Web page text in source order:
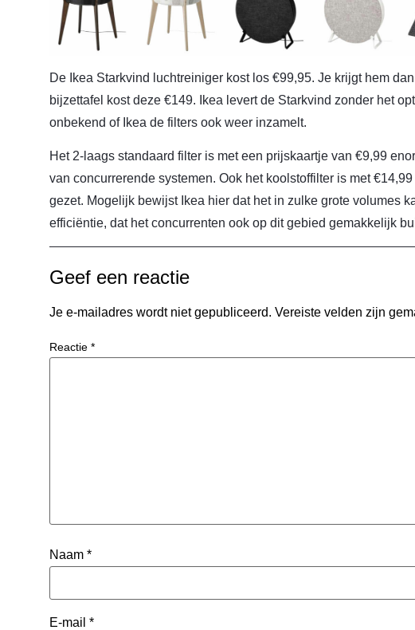
De Ikea Starkvind luchtreiniger kost los €99,95. Je krijgt hem
bijzettafel kost deze €149. Ikea levert de Starkvind zonder het
onbekend of Ikea de filters ook weer inzamelt.
Het 2-laags standaard filter is met een prijskaartje van €9,99
van concurrerende systemen. Ook het koolstoffilter is met
gezet. Mogelijk bewijst Ikea hier dat het in zulke grote volumes
efficiëntie, dat het concurrenten ook op dit gebied gemakkelijk
Geef een reactie
Je e-mailadres wordt niet gepubliceerd. Vereiste velden zijn
Reactie *
Naam *
E-mail *